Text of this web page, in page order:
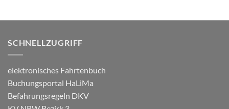
SCHNELLZUGRIFF
elektronisches Fahrtenbuch
Buchungsportal HaLiMa
Befahrungsregeln DKV